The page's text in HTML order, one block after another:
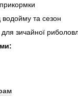
водойму та сезон
зичайної